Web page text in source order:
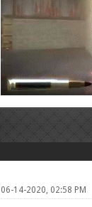
06-14-2020, 02:58 PM